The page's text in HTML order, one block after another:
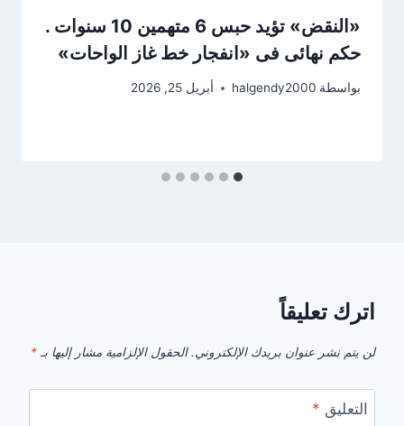
«النقض» تؤيد حبس 6 متهمين 10 سنوات .
حكم نهائى فى «انفجار خط غاز الواحات»
بواسطة halgendy2000 أبريل 25, 2026
اترك تعليقاً
لن يتم نشر عنوان بريدك الإلكتروني. الحقول الإلزامية مشار إليها بـ *
التعليق *